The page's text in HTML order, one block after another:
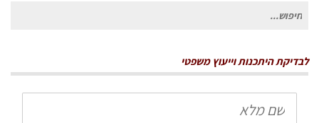
חיפוש
לבדיקת היתכנות וייעוץ משפטי
שם
מלא